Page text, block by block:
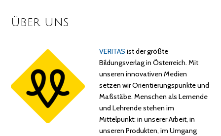
Über uns
VERITAS ist der größte
Bildungsverlag in Österreich. Mit
unseren innovativen Medien
setzen wir Orientierungspunkte und
Maßstäbe. Menschen als Lernende
und Lehrende stehen im
Mittelpunkt: in unserer Arbeit, in
unseren Produkten, im Umgang